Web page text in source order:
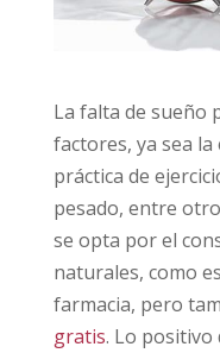
La falta de sueño
factores, ya sea
práctica de
pesado, entre
se opta por el
naturales, como
farmacia, pero
gratis. Lo positivo